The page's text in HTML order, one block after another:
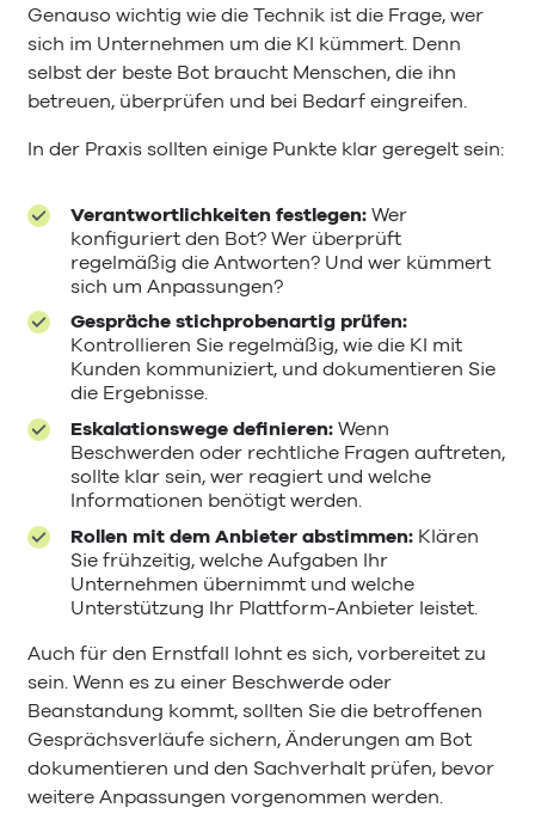
Genauso wichtig wie die Technik ist die Frage, wer
sich im Unternehmen um die KI kümmert. Denn
selbst der beste Bot braucht Menschen, die ihn
betreuen, überprüfen und bei Bedarf eingreifen.
In der Praxis sollten einige Punkte klar geregelt sein:
Verantwortlichkeiten festlegen:Wer
konfiguriert den Bot? Wer überprüft
regelmäßig die Antworten? Und wer kümmert
sich um Anpassungen?
Gespräche stichprobenartig prüfen:
Kontrollieren Sie regelmäßig, wie die KI mit
Kunden kommuniziert, und dokumentieren Sie
die Ergebnisse.
Eskalationswege definieren:Wenn
Beschwerden oder rechtliche Fragen auftreten,
sollte klar sein, wer reagiert und welche
Informationen benötigt werden.
Rollen mit dem Anbieter abstimmen: Klären
Sie frühzeitig, welche Aufgaben Ihr
Unternehmen übernimmt und welche
Unterstützung Ihr Plattform-Anbieter leistet.
Auch für den Ernstfall lohnt es sich, vorbereitet zu
sein. Wenn es zu einer Beschwerde oder
Beanstandung kommt, sollten Sie die betroffenen
Gesprächsverläufe sichern, Änderungen am Bot
dokumentieren und den Sachverhalt prüfen, bevor
weitere Anpassungen vorgenommen werden.